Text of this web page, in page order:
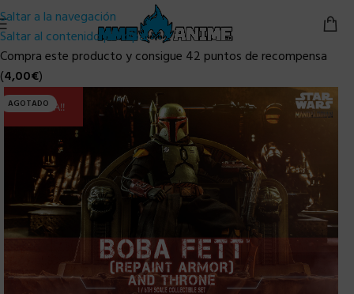
Saltar a la navegación
Saltar al contenido principal
Compra este producto y consigue 42 puntos de recompensa
(4,00€)
AGOTADO
ULTIMA!!